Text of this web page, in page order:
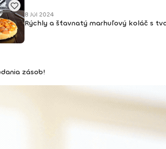
8 Júl 2024
Rýchly a šťavnatý marhuľový koláč s
zásob!